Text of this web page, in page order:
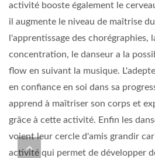
activité booste également le
il augmente le niveau de maîtrise
l'apprentissage des chorégraphies,
concentration, le danseur a la
flow en suivant la musique.
en confiance en soi dans sa
apprend à maîtriser son corps et
grâce à cette activité. Enfin les
voient leur cercle d'amis grandir
activité qui permet de développer